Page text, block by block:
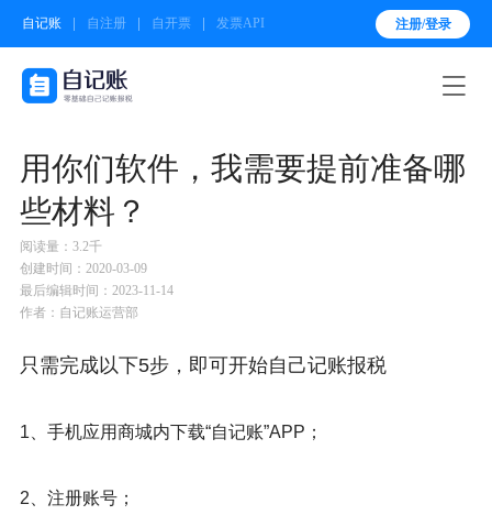
自记账 自注册 自开票 发票API 注册/登录

用你们软件，我需要提前准备哪
些材料？
阅读量：3.2千
创建时间：2020-03-09
最后编辑时间：2023-11-14
作者：自记账运营部
只需完成以下5步，即可开始自己记账报税
1、手机应用商城内下载“自记账”APP；
2、注册账号；